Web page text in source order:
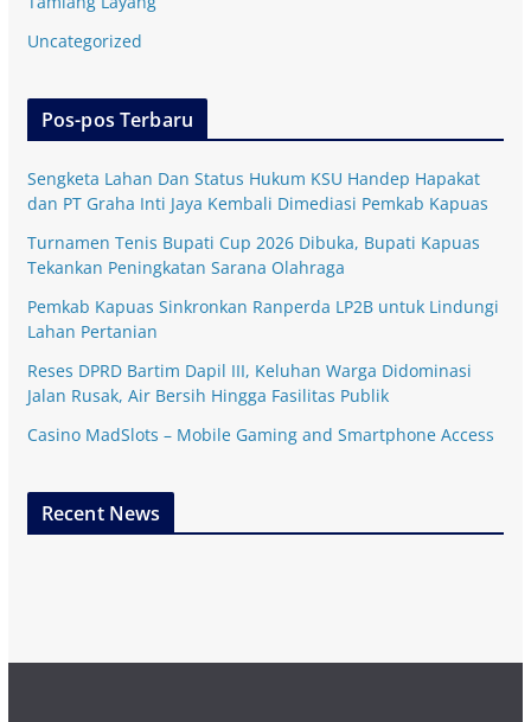
Uncategorized
Pos-pos Terbaru
Sengketa Lahan Dan Status Hukum KSU Handep Hapakat
dan PT Graha Inti Jaya Kembali Dimediasi Pemkab Kapuas
Turnamen Tenis Bupati Cup 2026 Dibuka, Bupati Kapuas
Tekankan Peningkatan Sarana Olahraga
Pemkab Kapuas Sinkronkan Ranperda LP2B untuk Lindungi
Lahan Pertanian
Reses DPRD Bartim Dapil III, Keluhan Warga Didominasi
Jalan Rusak, Air Bersih Hingga Fasilitas Publik
Casino MadSlots – Mobile Gaming and Smartphone Access
Recent News